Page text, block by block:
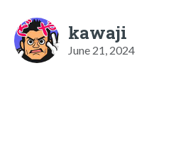
kawaji
June 21, 2024